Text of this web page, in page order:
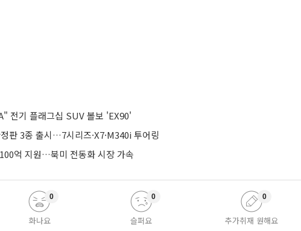
전기 플래그십 SUV 볼보 'EX90'
판 3종 출시…7시리즈·X7·M340i 투어링
억 지원…북미 전동화 시장 가속
화나요
0
슬퍼요
0
추가취재 원해요
0